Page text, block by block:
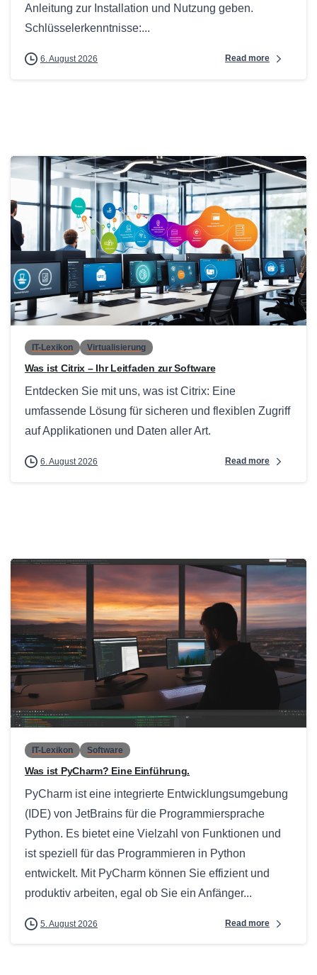
Anleitung zur Installation und Nutzung geben.
Schlüsselerkenntnisse:...
6. August 2026 Read more
0
IT-Lexikon Virtualisierung
Was ist Citrix – Ihr Leitfaden zur Software
Entdecken Sie mit uns, was ist Citrix: Eine
umfassende Lösung für sicheren und flexiblen Zugriff
auf Applikationen und Daten aller Art.
6. August 2026 Read more
IT-Lexikon Software
Was ist PyCharm? Eine Einführung.
PyCharm ist eine integrierte Entwicklungsumgebung
(IDE) von JetBrains für die Programmiersprache
Python. Es bietet eine Vielzahl von Funktionen und
ist speziell für das Programmieren in Python
entwickelt. Mit PyCharm können Sie effizient und
produktiv arbeiten, egal ob Sie ein Anfänger...
5. August 2026 Read more